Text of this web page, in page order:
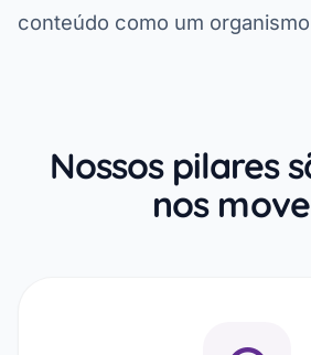
conteúdo como um
Nossos pilares
nos